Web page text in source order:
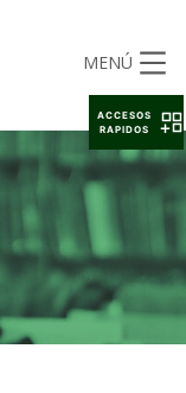
MENÚ
ACCESOS
RAPIDOS